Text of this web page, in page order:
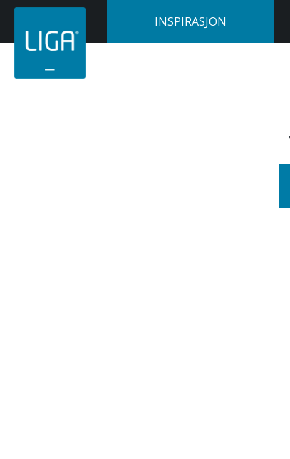
INSPIRASJON